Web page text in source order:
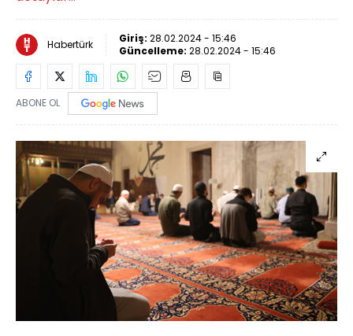
Habertürk Giriş: 28.02.2024 - 15:46
Güncelleme: 28.02.2024 - 15:46
ABONE OL